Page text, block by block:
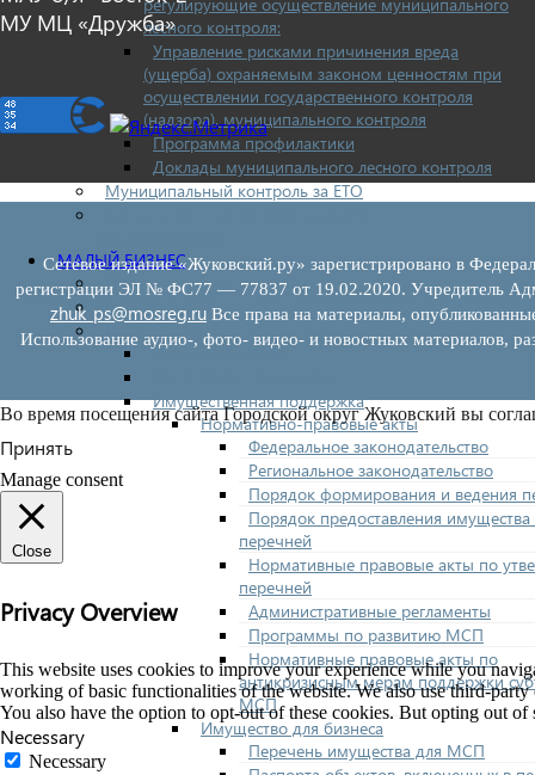
лесного контроля:
Управление рисками причинения вреда
(ущерба) охраняемым законом ценностям при
осуществлении государственного контроля
(надзора), муниципального контроля
Программа профилактики
Доклады муниципального лесного контроля
Муниципальный контроль за ЕТО
МАЛЫЙ БИЗНЕС
Прием предпринимателей
Новости МСП
Поддержка МСП
Поддержка МСП
Имущественная поддержка
Нормативно-правовые акты
Федеральное законодательство
Региональное законодательство
Порядок формирования и ведения
Порядок предоставления имущества
перечней
Нормативные правовые акты по
перечней
Административные регламенты
Программы по развитию МСП
Нормативные правовые акты по
антикризисным мерам поддержки
МСП
Имущество для бизнеса
Перечень имущества для МСП
МУ МЦ «Дружба»
Сетевое издание «Жуковский.ру» зарегистрировано в
регистрации ЭЛ № ФС77 — 77837 от 19.02.2020. Учредитель
zhuk_ps@mosreg.ru Все права на материалы,
Использование аудио-, фото- видео- и новостных материалов,
Во время посещения сайта Городской округ Жуковский вы
Принять
Manage consent
Close
Privacy Overview
This website uses cookies to improve your experience while you
working of basic functionalities of the website. We also use third-
You also have the option to opt-out of these cookies. But opting out
Necessary
Necessary